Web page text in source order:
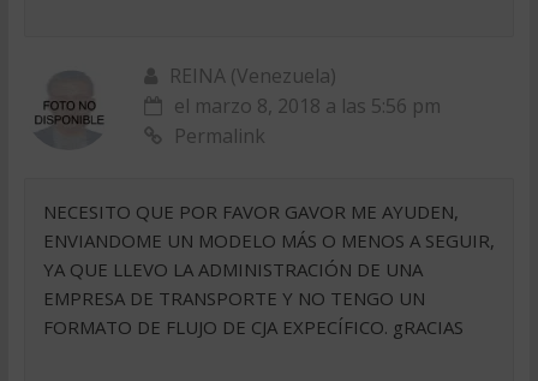
REINA (Venezuela)
el marzo 8, 2018 a las 5:56 pm
Permalink
NECESITO QUE POR FAVOR GAVOR ME AYUDEN,
ENVIANDOME UN MODELO MÁS O MENOS A SEGUIR,
YA QUE LLEVO LA ADMINISTRACIÓN DE UNA
EMPRESA DE TRANSPORTE Y NO TENGO UN
FORMATO DE FLUJO DE CJA EXPECÍFICO. gRACIAS